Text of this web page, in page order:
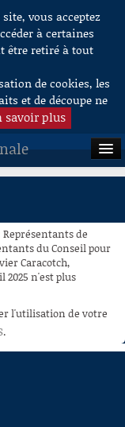
vous acceptez
à certaines
être retiré à tout
de cookies, les
et de découpe ne
savoir plus
de
du Conseil pour
Caracotch,
2025 n'est plus
l'utilisation de votre
.